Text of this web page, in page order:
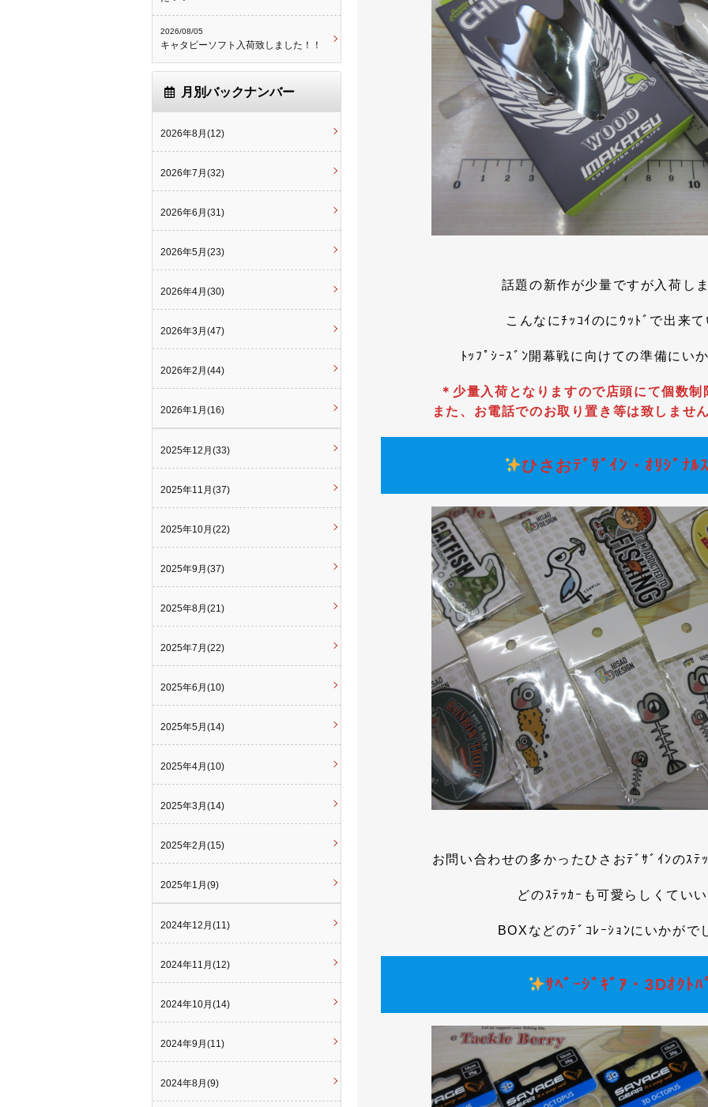
話題の新作が少量ですが入荷し
こんなにﾁｯｺｲのにｳｯﾄﾞで出来
ﾄｯﾌﾟｼｰｽﾞﾝ開幕戦に向けての準備にい
＊少量入荷となりますので店頭にて個数
また、お電話でのお取り置き等は致しませ
ひさおﾃﾞｻﾞｲﾝ・ｵﾘｼﾞﾅﾙ
お問い合わせの多かったひさおﾃﾞｻﾞｲﾝのｽﾃ
どのｽﾃｯｶｰも可愛らしくてい
BOXなどのﾃﾞｺﾚｰｼｮﾝにいかがで
ｻﾍﾞｰｼﾞｷﾞｱ・3Dｵｸﾄﾊ
2026/08/05
キャタピーソフト入荷致しました！！
月別バックナンバー
2026年8月(12)
2026年7月(32)
2026年6月(31)
2026年5月(23)
2026年4月(30)
2026年3月(47)
2026年2月(44)
2026年1月(16)
2025年12月(33)
2025年11月(37)
2025年10月(22)
2025年9月(37)
2025年8月(21)
2025年7月(22)
2025年6月(10)
2025年5月(14)
2025年4月(10)
2025年3月(14)
2025年2月(15)
2025年1月(9)
2024年12月(11)
2024年11月(12)
2024年10月(14)
2024年9月(11)
2024年8月(9)